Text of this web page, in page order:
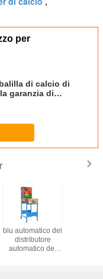
,
per
di calcio di
garanzia di
blu automatico del
distributore
automatico del